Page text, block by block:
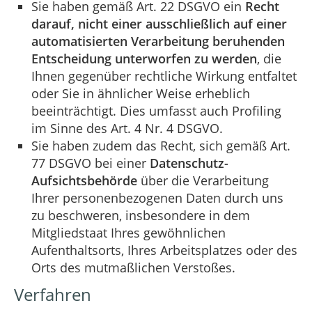
Sie haben gemäß Art. 22 DSGVO ein Recht
darauf, nicht einer ausschließlich auf einer
automatisierten Verarbeitung beruhenden
Entscheidung unterworfen zu werden, die
Ihnen gegenüber rechtliche Wirkung entfaltet
oder Sie in ähnlicher Weise erheblich
beeinträchtigt. Dies umfasst auch Profiling
im Sinne des Art. 4 Nr. 4 DSGVO.
Sie haben zudem das Recht, sich gemäß Art.
77 DSGVO bei einer Datenschutz-
Aufsichtsbehörde über die Verarbeitung
Ihrer personenbezogenen Daten durch uns
zu beschweren, insbesondere in dem
Mitgliedstaat Ihres gewöhnlichen
Aufenthaltsorts, Ihres Arbeitsplatzes oder des
Orts des mutmaßlichen Verstoßes.
Verfahren